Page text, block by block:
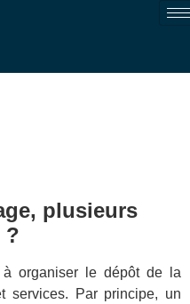
plusieurs
?
organiser le dépôt de la
services. Par principe, un